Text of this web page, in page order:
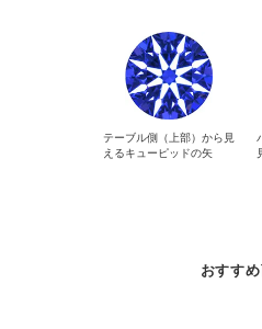
テーブル側（上部）から見
えるキューピッドの矢
おすす